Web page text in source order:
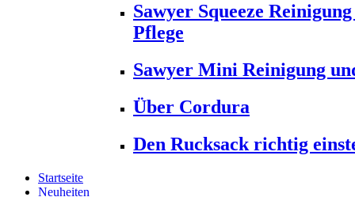
Sawyer Squeeze
Pflege
Sawyer Mini Reinigung
Über Cordura
Den Rucksack richtig
Startseite
Neuheiten